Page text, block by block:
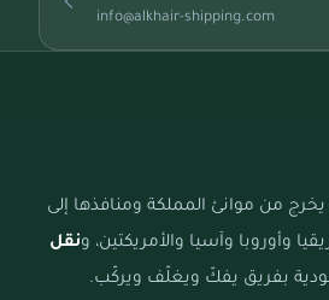
info@alkhair-shipping.com
يخرج من موانئ المملكة ومنافذها إلى
وأوروبا وآسيا والأمريكتين، ونقل
بفريق يفكّ ويغلّف ويركّب.